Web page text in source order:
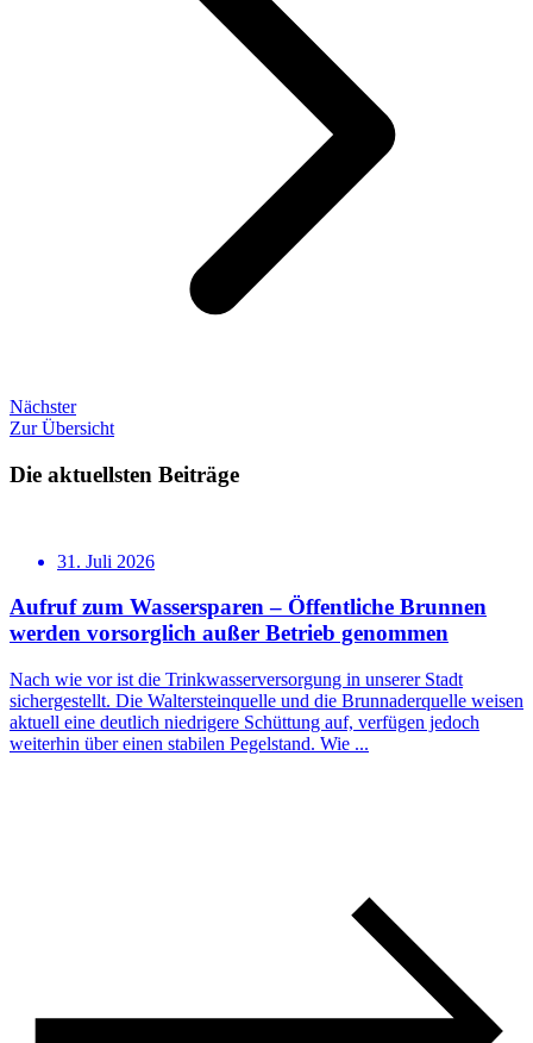
Nächster
Zur Übersicht
Die aktuellsten Beiträge
31. Juli 2026
Aufruf zum Wassersparen – Öffentliche Brunnen
werden vorsorglich außer Betrieb genommen
Nach wie vor ist die Trinkwasserversorgung in unserer Stadt
sichergestellt. Die Waltersteinquelle und die Brunnaderquelle weisen
aktuell eine deutlich niedrigere Schüttung auf, verfügen jedoch
weiterhin über einen stabilen Pegelstand. Wie ...